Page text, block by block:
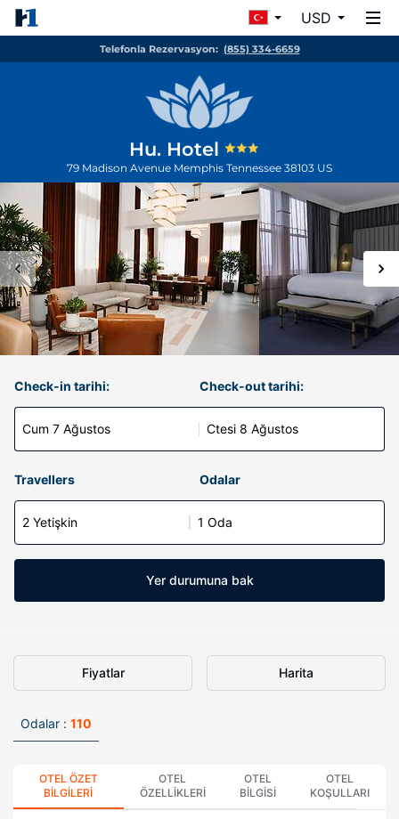
USD
Telefonla Rezervasyon: (855) 334-6659
Hu. Hotel
79 Madison Avenue Memphis Tennessee 38103 US
Check-in tarihi:
Cum 7 Ağustos
Check-out tarihi:
Ctesi 8 Ağustos
Travellers Odalar
2 Yetişkin 1 Oda
Yer durumuna bak
Fiyatlar Harita
Odalar : 110
OTEL ÖZET
BILGILERI
OTEL
ÖZELLIKLERI
OTEL
BILGISI
OTEL
KOŞULLARI